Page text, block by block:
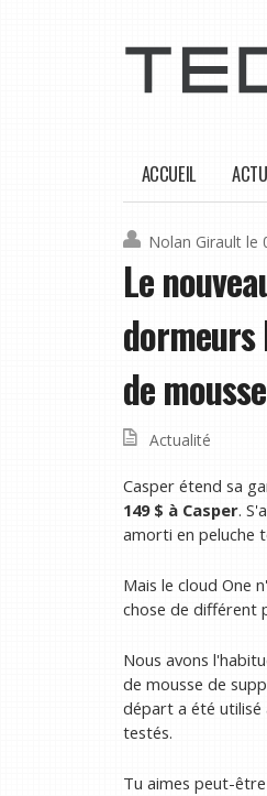
ACCUEIL
Nolan Girault le
Le
de
Actualité
Casper étend sa
149 $ à Casper.
amorti en peluche
Mais le cloud One
chose de différent
Nous avons
de mousse de
départ a été utilisé
testés.
Tu aimes peut-être